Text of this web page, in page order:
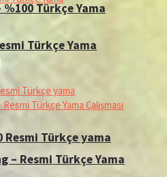
Türkçe Yama
Resmi Türkçe yama
Türkçe Yama
– Resmi Türkçe Yama